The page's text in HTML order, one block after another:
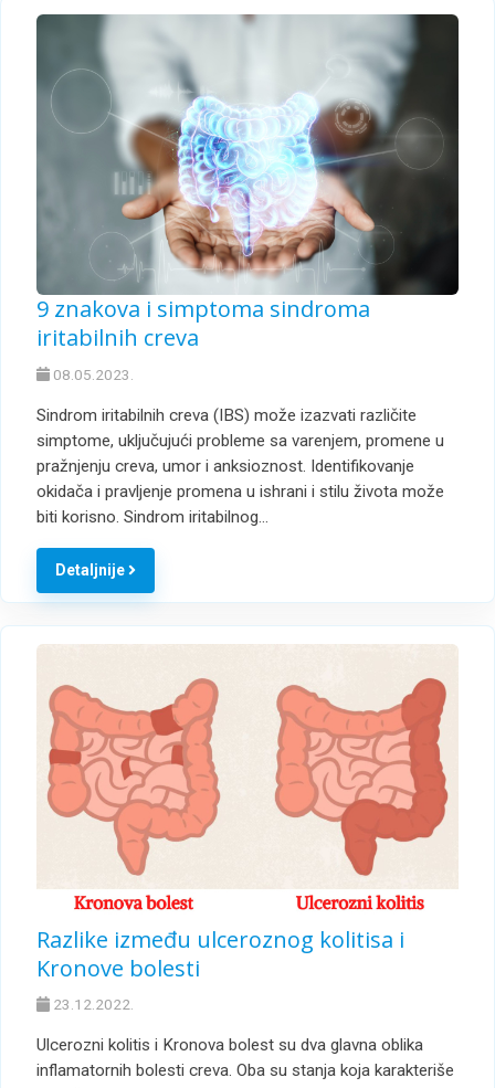
9 znakova i simptoma sindroma
iritabilnih creva
08.05.2023.
Sindrom iritabilnih creva (IBS) može izazvati različite
simptome, uključujući probleme sa varenjem, promene u
pražnjenju creva, umor i anksioznost. Identifikovanje
okidača i pravljenje promena u ishrani i stilu života može
biti korisno. Sindrom iritabilnog…
Detaljnije
Razlike između ulceroznog kolitisa i
Kronove bolesti
23.12.2022.
Ulcerozni kolitis i Kronova bolest su dva glavna oblika
inflamatornih bolesti creva. Oba su stanja koja karakteriše